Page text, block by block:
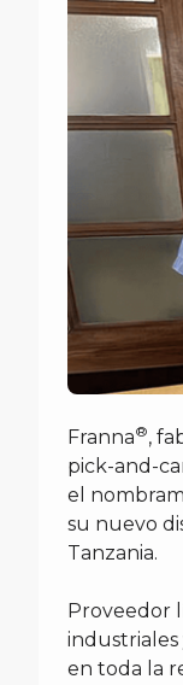
Franna®,
pick-and-
el
su nuevo
Tanzania.
Proveedor
industriales
en toda la